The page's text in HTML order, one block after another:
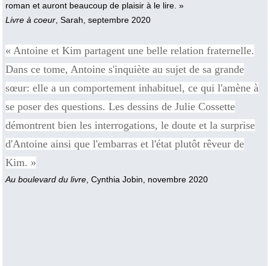
roman et auront beaucoup de plaisir à le lire. »
Livre à coeur, Sarah, septembre 2020
« Antoine et Kim partagent une belle relation fraternelle.
Dans ce tome, Antoine s'inquiète au sujet de sa grande
sœur: elle a un comportement inhabituel, ce qui l'amène à
se poser des questions. Les dessins de Julie Cossette
démontrent bien les interrogations, le doute et la surprise
d'Antoine ainsi que l'embarras et l'état plutôt rêveur de
Kim. »
Au boulevard du livre, Cynthia Jobin, novembre 2020